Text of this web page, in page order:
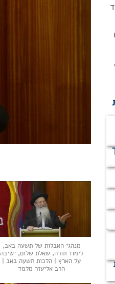
,
מנהגי האבלות של תשעה באב,
לימוד תורה, שאלת שלום, ישיבה
על הארץ | הלכות תשעה באב |
הרב אליעזר מלמד